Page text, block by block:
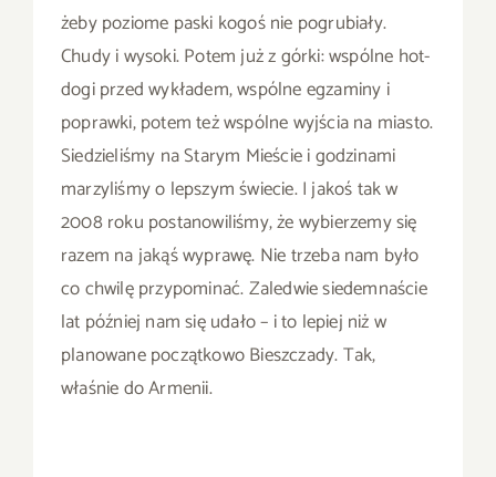
żeby poziome paski kogoś nie pogrubiały.
Chudy i wysoki. Potem już z górki: wspólne hot-
dogi przed wykładem, wspólne egzaminy i
poprawki, potem też wspólne wyjścia na miasto.
Siedzieliśmy na Starym Mieście i godzinami
marzyliśmy o lepszym świecie. I jakoś tak w
2008 roku postanowiliśmy, że wybierzemy się
razem na jakąś wyprawę. Nie trzeba nam było
co chwilę przypominać. Zaledwie siedemnaście
lat później nam się udało – i to lepiej niż w
planowane początkowo Bieszczady. Tak,
właśnie do Armenii.